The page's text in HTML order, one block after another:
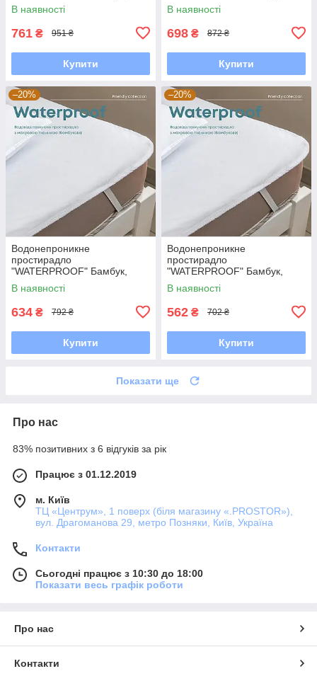
180x200
В наявності
761 ₴ 951 ₴
Купити
160x200
В наявності
698 ₴ 872 ₴
Купити
–20%
Водонепроникне
простирадло
"WATERPROOF" Бамбук,
140x200
В наявності
634 ₴ 792 ₴
Купити
–20%
Водонепроникне
простирадло
"WATERPROOF" Бамбук,
120x200
В наявності
562 ₴ 702 ₴
Купити
Показати ще
Про нас
83% позитивних з 6 відгуків за рік
Працює з 01.12.2019
м. Київ
ТЦ «Центрум», 1 поверх (біля магазину «.PROSTOR»),
вул. Драгоманова 29, метро Позняки, Київ, Україна
Контакти
Сьогодні працює з 10:30 до 18:00
Показати весь графік роботи
Про нас
Контакти